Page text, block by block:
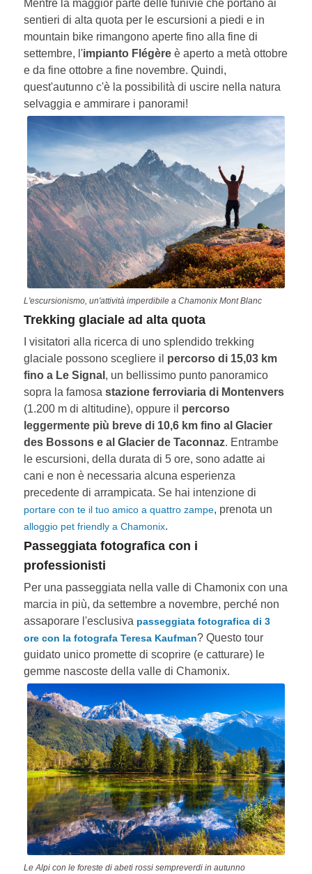
Mentre la maggior parte delle funivie che portano ai
sentieri di alta quota per le escursioni a piedi e in
mountain bike rimangono aperte fino alla fine di
settembre, l'impianto Flégère è aperto a metà ottobre
e da fine ottobre a fine novembre. Quindi,
quest'autunno c'è la possibilità di uscire nella natura
selvaggia e ammirare i panorami!
L'escursionismo, un'attività imperdibile a Chamonix Mont Blanc
Trekking glaciale ad alta quota
I visitatori alla ricerca di uno splendido trekking
glaciale possono scegliere il percorso di 15,03 km
fino a Le Signal , un bellissimo punto panoramico
sopra la famosastazione ferroviaria di Montenvers
(1.200 m di altitudine), oppure il percorso
leggermente più breve di 10,6 km fino al Glacier
des Bossons e al Glacier de Taconnaz. Entrambe
le escursioni, della durata di 5 ore, sono adatte ai
cani e non è necessaria alcuna esperienza
precedente di arrampicata. Se hai intenzione di
portare con te il tuo amico a quattro zampe, prenota un
alloggio pet friendly a Chamonix.
Passeggiata fotografica con i
professionisti
Per una passeggiata nella valle di Chamonix con una
marcia in più, da settembre a novembre, perché non
assaporare l'esclusiva passeggiata fotografica di 3
ore con la fotografa Teresa Kaufman? Questo tour
guidato unico promette di scoprire (e catturare) le
gemme nascoste della valle di Chamonix.
Le Alpi con le foreste di abeti rossi sempreverdi in autunno